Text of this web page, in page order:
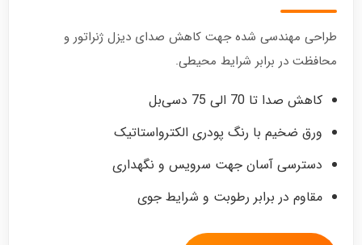
طراحی مهندسی شده جهت کاهش صدای دیزل ژنراتور و
محافظت در برابر شرایط محیطی.
کاهش صدا تا 70 الی 75 دسی‌بل
ورق ضخیم با رنگ پودری الکترواستاتیک
دسترسی آسان جهت سرویس و نگهداری
مقاوم در برابر رطوبت و شرایط جوی